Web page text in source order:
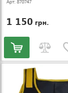
Арт: 870747
1 150 грн.